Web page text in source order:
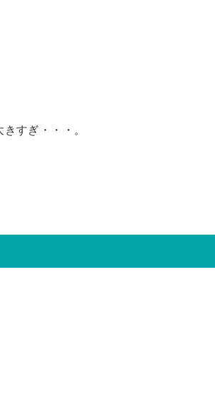
すぎ・・・。